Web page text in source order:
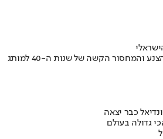
איך אסם הפכה את תקופת הצנע והמחסור הקשה של שנות ה-40 למותג
כבר יצאה
גדולה בעולם